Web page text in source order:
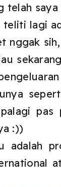
telah saya
lagi
nggak
pas
:))
adalah